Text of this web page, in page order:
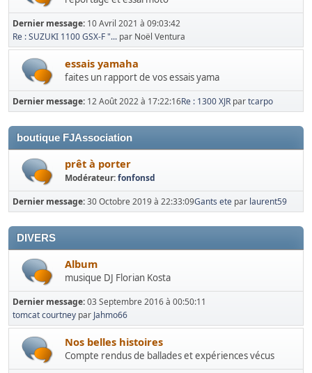
Dernier message: 10 Avril 2021 à 09:03:42
Re : SUZUKI 1100 GSX-F "... par Noël Ventura
essais yamaha
faites un rapport de vos essais yama
Dernier message: 12 Août 2022 à 17:22:16Re : 1300 XJR partcarpo
boutique FJAssociation
prêt à porter
Modérateur:fonfonsd
Dernier message:30 Octobre 2019 à 22:33:09Gants ete par laurent59
DIVERS
Album
musique DJ Florian Kosta
Dernier message:03 Septembre 2016 à 00:50:11
tomcat courtney par Jahmo66
Nos belles histoires
Compte rendus de ballades et expériences vécus